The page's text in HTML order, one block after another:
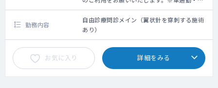
クシー利用要相談
勤務内容
自由診療問診メイン（翼状針を穿刺する施術
あり）
お気に入り 詳細をみる